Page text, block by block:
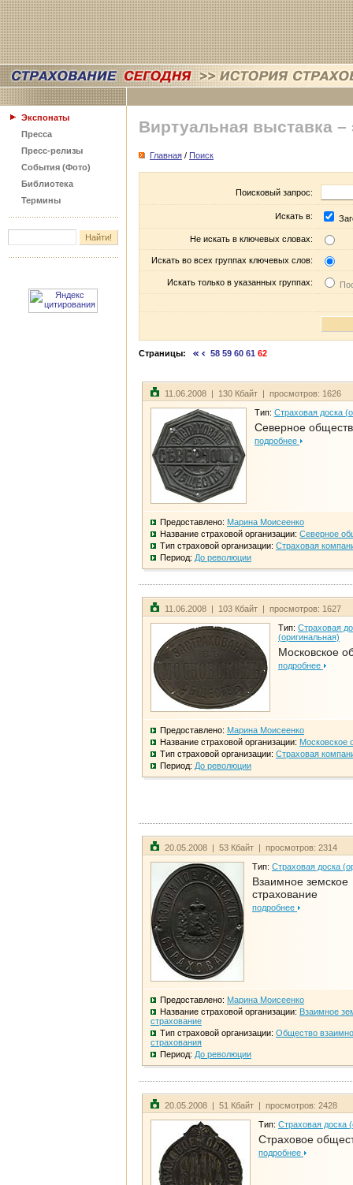
Экспонаты
Пресса
Пресс-релизы
События (Фото)
Библиотека
Термины
Виртуальная выставка –
Главная / Поиск
Поисковый запрос:
Искать в:
Не искать в ключевых словах:
Искать во всех группах ключевых слов:
Искать только в указанных группах:
Страницы: 58 59 60 61 62
11.06.2008 | 130 Кбайт | просмотров: 1626
Тип: Страховая доска
Северное
подробнее
Предоставлено: Марина Моисеенко
Название страховой организации: Северное
Тип страховой организации: Страховая
Период: До революции
11.06.2008 | 103 Кбайт | просмотров: 1627
Тип: Страховая
(оригинальная)
Московское
подробнее
Предоставлено: Марина Моисеенко
Название страховой организации: Московское
Тип страховой организации: Страховая
Период: До революции
20.05.2008 | 53 Кбайт | просмотров: 2314
Тип: Страховая доска
Взаимное земское
страхование
подробнее
Предоставлено: Марина Моисеенко
Название страховой организации: Взаимное
страхование
Тип страховой организации: Общество
страхования
Период: До революции
20.05.2008 | 51 Кбайт | просмотров: 2428
Тип: Страховая доска
Страховое
подробнее